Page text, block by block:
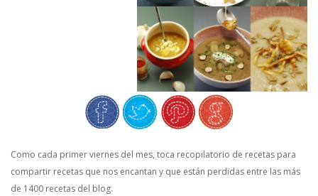
Como cada primer viernes del mes, toca recopilatorio de recetas para
compartir recetas que nos encantan y que están perdidas entre las más
de 1400 recetas del blog.